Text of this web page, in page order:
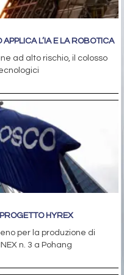
L’IA E LA ROBOTICA
ad alto rischio, il colosso
HYREX
per la produzione di
n. 3 a Pohang